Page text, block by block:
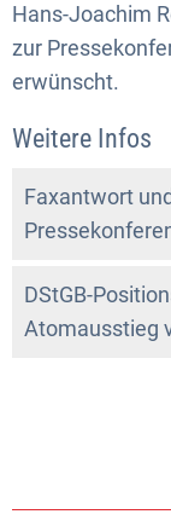
Hans-Joachim
zur
erwünscht.
Weitere Infos
Faxantwort
DStGB-
Atomausstieg